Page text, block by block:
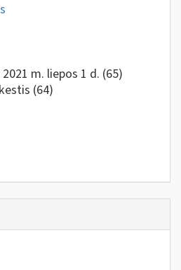
m. liepos 1 d. (65)
(64)